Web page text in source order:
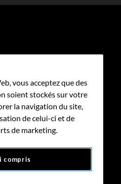
vous acceptez que des
soient stockés sur votre
la navigation du site,
de celui-ci et de
de marketing.
compris